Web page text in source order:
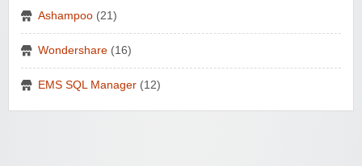
Ashampoo (21)
Wondershare (16)
EMS SQL Manager (12)